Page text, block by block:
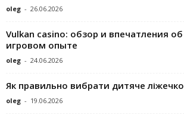
oleg - 26.06.2026
Vulkan casino: обзор и впечатления об
игровом опыте
oleg - 24.06.2026
Як правильно вибрати дитяче ліжечко
oleg - 19.06.2026